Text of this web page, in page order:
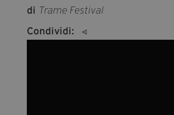
segreteria@tramefestival.it
info@tramefestival.it
+39 346 954 4078
di Trame Festival
Condividi: